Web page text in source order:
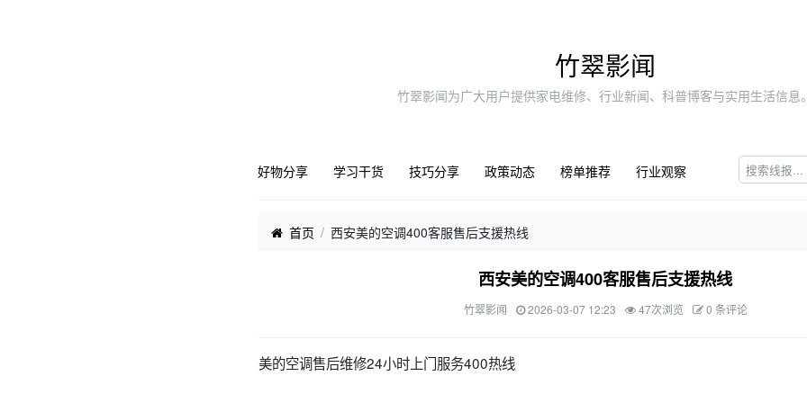
竹翠影闻
竹翠影闻为广大用户提供家电维修、行业新闻、科普博客与实用生活信息
好物分享 学习干货 技巧分享 政策动态 榜单推荐 行业观察
首页 西安美的空调400客服售后支援热线
西安美的空调400客服售后支援热线
竹翠影闻 2026-03-07 12:23 47次浏览 0 条评论
美的空调售后维修24小时上门服务400热线